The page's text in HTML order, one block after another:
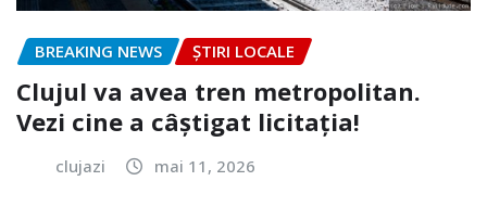
BREAKING NEWS ȘTIRI LOCALE
Clujul va avea tren metropolitan.
Vezi cine a câștigat licitația!
clujazi mai 11, 2026